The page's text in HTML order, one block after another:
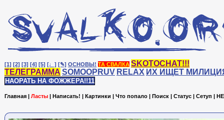
[1] [2] [3] [4] [5] [♩] [✎] ОСНОВЫ! ТА СВАЛКА SKOTOCHAT!!!
ТЕЛЕГРАММА SOMOOPRUV RELAX ИХ ИЩЕТ
НАОРАТЬ НА ФОЖЖЕРА!!11
Главная | Ласты | Написать! | Картинки | Что попало | Поиск | Статус | Сетуп |